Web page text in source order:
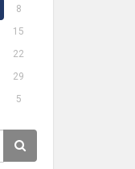
8
15
22
29
5